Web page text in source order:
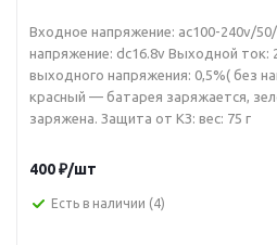
Входное напряжение: ac100-240v/
напряжение: dc16.8v Выходной ток:
выходного напряжения: 0,5%( без
красный — батарея заряжается,
заряжена. Защита от КЗ: вес: 75 г
400₽/шт
Есть в наличии (4)